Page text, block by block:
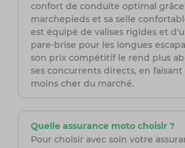
confort de conduite optimal grâce
marchepieds et sa selle
est équipé de valises rigides et
pare-brise pour les longues
son prix compétitif le rend plus
ses concurrents directs, en
moins cher du marché.
Quelle assurance moto choisir ?
Pour choisir avec soin votre